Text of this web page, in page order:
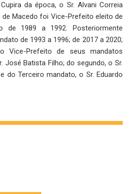
da época, o Sr. Alvani Correia
Macedo foi Vice-Prefeito eleito de
de 1989 a 1992. Posteriormente
de 1993 a 1996; de 2017 a 2020;
Vice-Prefeito de seus mandatos
José Batista Filho; do segundo, o Sr.
do Terceiro mandato, o Sr. Eduardo